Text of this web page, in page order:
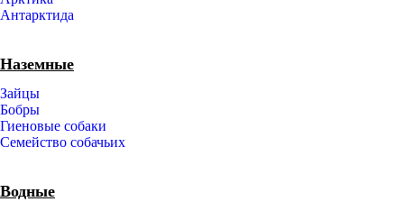
Антарктида
Наземные
Зайцы
Бобры
Гиеновые собаки
Семейство собачьих
Водные